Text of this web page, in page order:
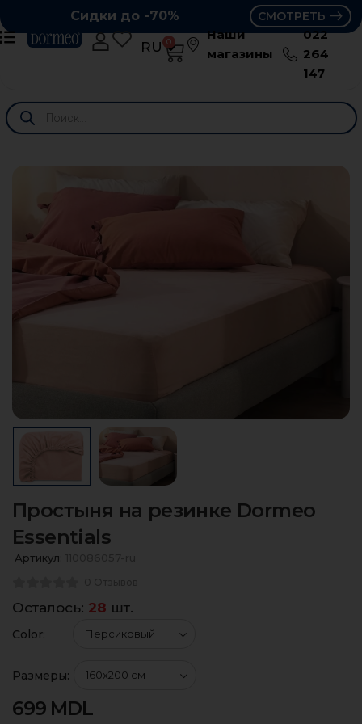
Сидки до -70% СМОТРЕТЬ
RU
RO
0
Наши
магазины
022
264
147
Простыня на резинке Dormeo
Essentials
Артикул:
Осталось: 28 шт.
Color:
Размеры:
699 MDL